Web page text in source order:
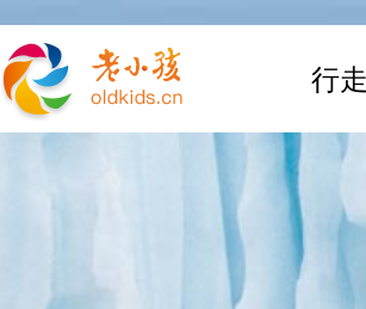
行